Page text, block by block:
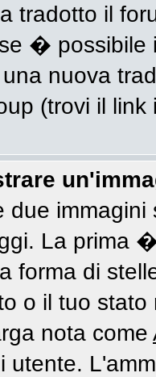
tradotto il
� possibile
nuova
(trovi il
due
La prima
forma di
o il tuo
nota come
utente.